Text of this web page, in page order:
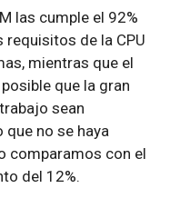
las cumple el 92%
de la CPU
mientras que el
que la gran
sean
que no se haya
comparamos con el
del 12%.